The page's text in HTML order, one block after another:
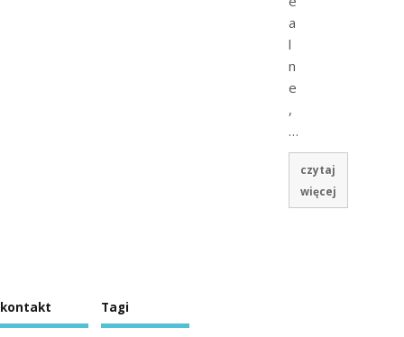
a
l
n
e
,
…
czytaj
więcej
kontakt Tagi